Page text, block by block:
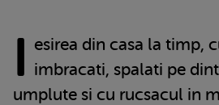
I esirea din casa la timp,
imbracati, spalati pe
umplute si cu rucsacul in